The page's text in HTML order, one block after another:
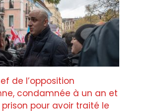
de l’opposition
condamnée à un an et
pour avoir traité le